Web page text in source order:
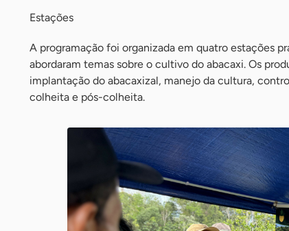
Estações
A programação foi organizada em quatro estações
abordaram temas sobre o cultivo do abacaxi. Os
implantação do abacaxizal, manejo da cultura,
colheita e pós-colheita.